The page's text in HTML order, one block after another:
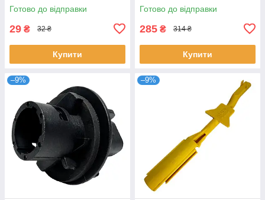
Готово до відправки
29 ₴ 32 ₴
Купити
Готово до відправки
285 ₴ 314 ₴
Купити
–9% –9%